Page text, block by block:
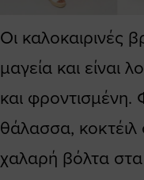
Οι καλοκαιρινές
μαγεία και είναι
και φροντισμένη.
θάλασσα,
χαλαρή βόλτα